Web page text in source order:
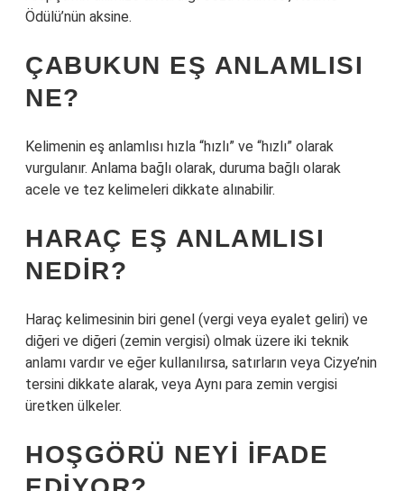
Ödülü’nün aksine.
ÇABUKUN EŞ ANLAMLISI
NE?
Kelimenin eş anlamlısı hızla “hızlı” ve “hızlı” olarak
vurgulanır. Anlama bağlı olarak, duruma bağlı olarak
acele ve tez kelimeleri dikkate alınabilir.
HARAÇ EŞ ANLAMLISI
NEDIR?
Haraç kelimesinin biri genel (vergi veya eyalet geliri) ve
diğeri ve diğeri (zemin vergisi) olmak üzere iki teknik
anlamı vardır ve eğer kullanılırsa, satırların veya Cizye’nin
tersini dikkate alarak, veya Aynı para zemin vergisi
üretken ülkeler.
HOŞGÖRÜ NEYI IFADE